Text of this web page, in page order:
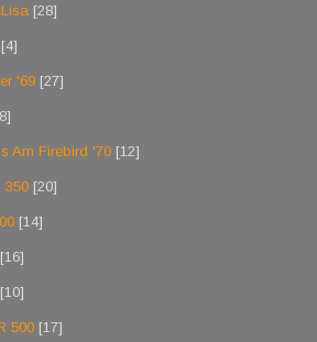
[28]
[4]
'69 [27]
Am Firebird '70 [12]
350 [20]
[14]
[16]
[10]
500 [17]